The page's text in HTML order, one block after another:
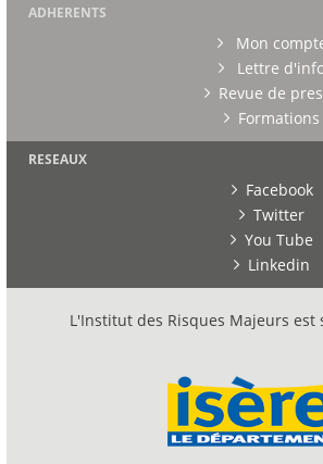
ADHERENTS
Mon
Lettre
Revue de
Formations
RESEAUX
Facebook
Twitter
You Tube
Linkedin
L'Institut des Risques Majeurs est